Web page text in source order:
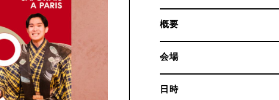
概要
会場
日時